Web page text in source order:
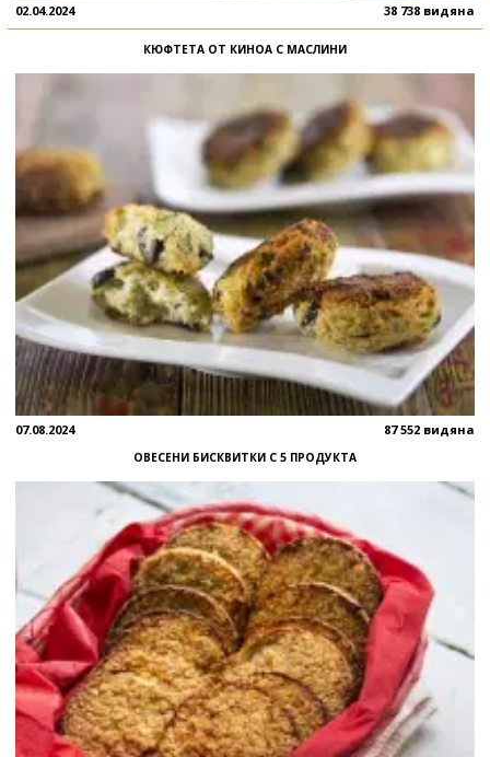
02.04.2024 38 738 видяна
КЮФТЕТА ОТ КИНОА С МАСЛИНИ
07.08.2024 87 552 видяна
ОВЕСЕНИ БИСКВИТКИ С 5 ПРОДУКТА